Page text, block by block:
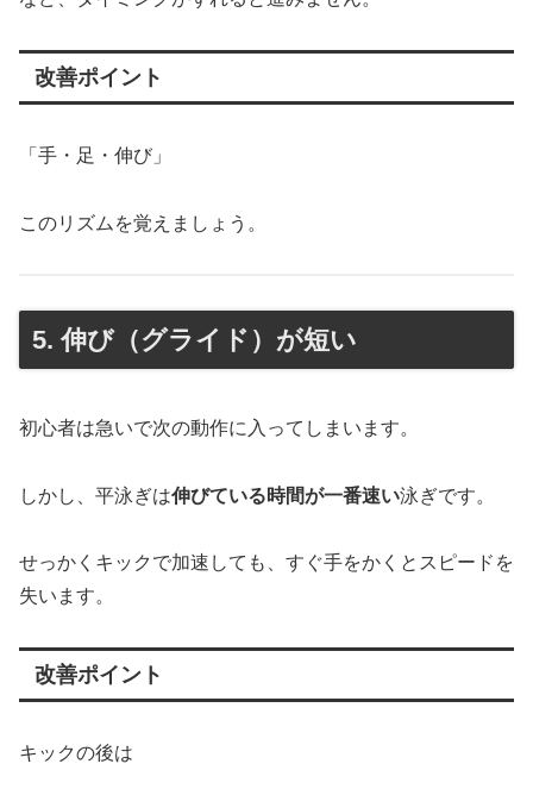
改善ポイント
「手・足・伸び」
このリズムを覚えましょう。
5. 伸び（グライド）が短い
初心者は急いで次の動作に入ってしまいます。
しかし、平泳ぎは伸びている時間が一番速い泳ぎです。
せっかくキックで加速しても、すぐ手をかくとスピードを
失います。
改善ポイント
キックの後は